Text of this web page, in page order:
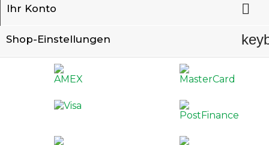
Ihr Konto 
Shop-Einstellungen